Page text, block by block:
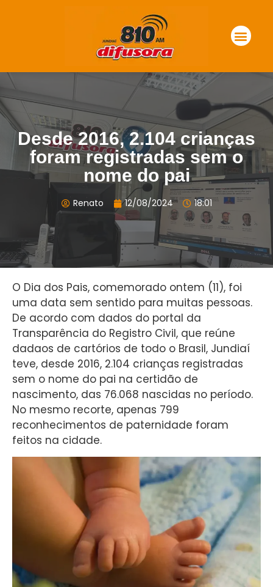
Desde 2016, 2.104 crianças
foram registradas sem o
nome do pai
Renato 12/08/2024 18:01
O Dia dos Pais, comemorado ontem (11), foi
uma data sem sentido para muitas pessoas.
De acordo com dados do portal da
Transparência do Registro Civil, que reúne
dadaos de cartórios de todo o Brasil, Jundiaí
teve, desde 2016, 2.104 crianças registradas
sem o nome do pai na certidão de
nascimento, das 76.068 nascidas no período.
No mesmo recorte, apenas 799
reconhecimentos de paternidade foram
feitos na cidade.